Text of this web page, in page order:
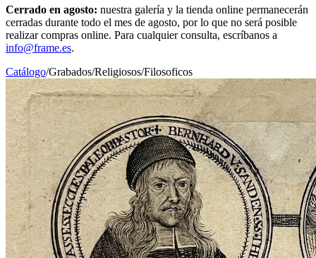
Cerrado en agosto: nuestra galería y la tienda online permanecerán
cerradas durante todo el mes de agosto, por lo que no será posible
realizar compras online. Para cualquier consulta, escríbanos a
info@frame.es.
Catálogo/Grabados/Religiosos/Filosoficos